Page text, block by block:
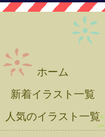
ホーム
新着イラスト一覧
人気のイラスト一覧